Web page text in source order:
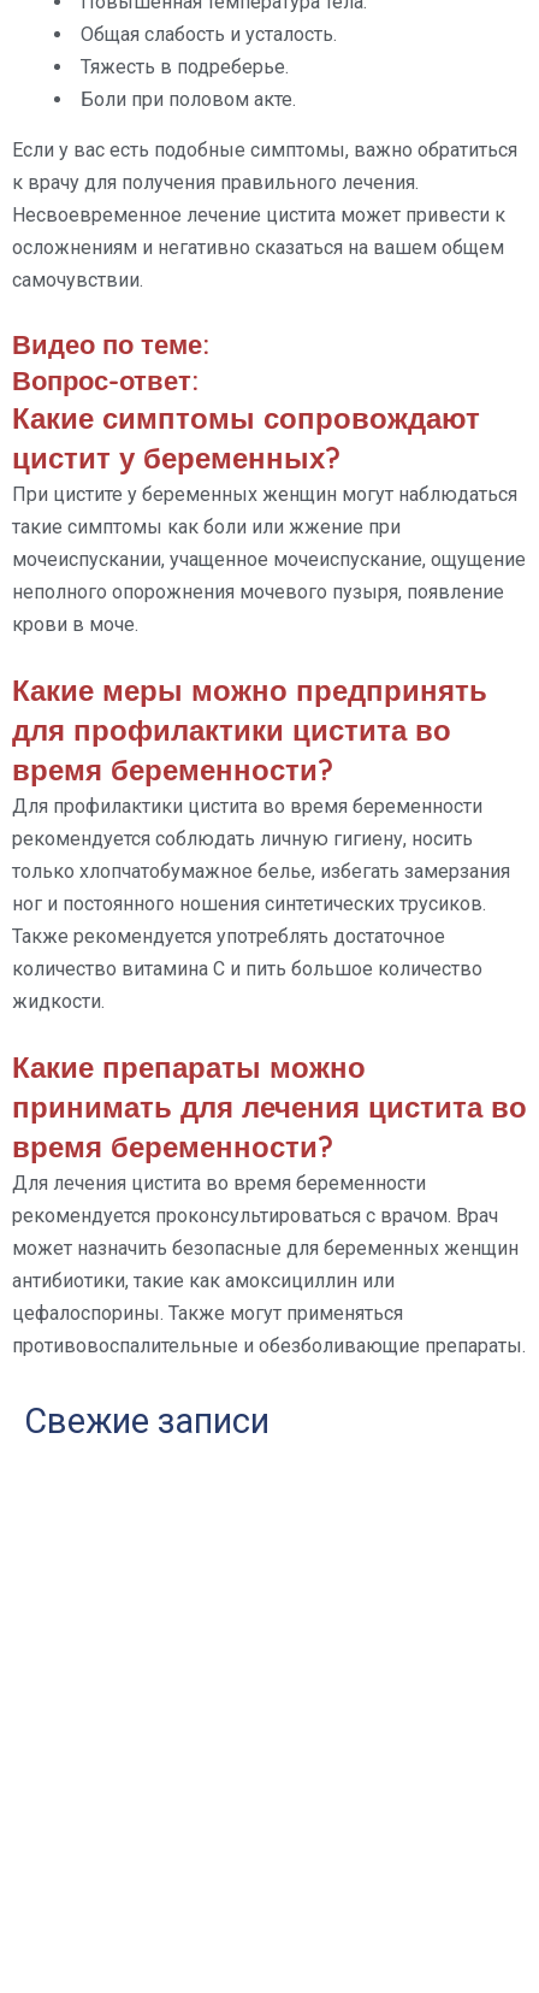
Общая слабость и усталость.
Тяжесть в подреберье.
Боли при половом акте.
Если у вас есть подобные симптомы, важно обратиться
к врачу для получения правильного лечения.
Несвоевременное лечение цистита может привести к
осложнениям и негативно сказаться на вашем общем
самочувствии.
Видео по теме:
Вопрос-ответ:
Какие симптомы сопровождают
цистит у беременных?
При цистите у беременных женщин могут наблюдаться
такие симптомы как боли или жжение при
мочеиспускании, учащенное мочеиспускание, ощущение
неполного опорожнения мочевого пузыря, появление
крови в моче.
Какие меры можно предпринять
для профилактики цистита во
время беременности?
Для профилактики цистита во время беременности
рекомендуется соблюдать личную гигиену, носить
только хлопчатобумажное белье, избегать замерзания
ног и постоянного ношения синтетических трусиков.
Также рекомендуется употреблять достаточное
количество витамина С и пить большое количество
жидкости.
Какие препараты можно
принимать для лечения цистита во
время беременности?
Для лечения цистита во время беременности
рекомендуется проконсультироваться с врачом. Врач
может назначить безопасные для беременных женщин
антибиотики, такие как амоксициллин или
цефалоспорины. Также могут применяться
противовоспалительные и обезболивающие препараты.
Свежие записи